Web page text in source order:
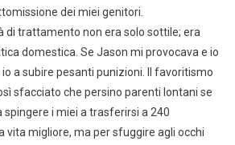
dei miei genitori.
di trattamento non era solo sottile; era
domestica. Se Jason mi provocava e io
a subire pesanti punizioni. Il favoritismo
sfacciato che persino parenti lontani se
spingere i miei a trasferirsi a 240
vita migliore, ma per sfuggire agli occhi